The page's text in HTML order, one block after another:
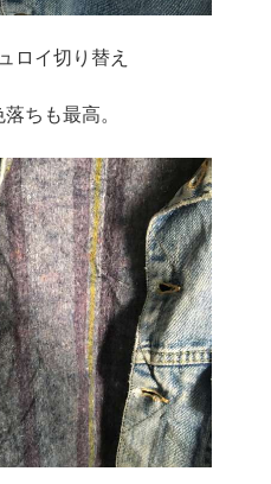
ロイ切り替え
ちも最高。